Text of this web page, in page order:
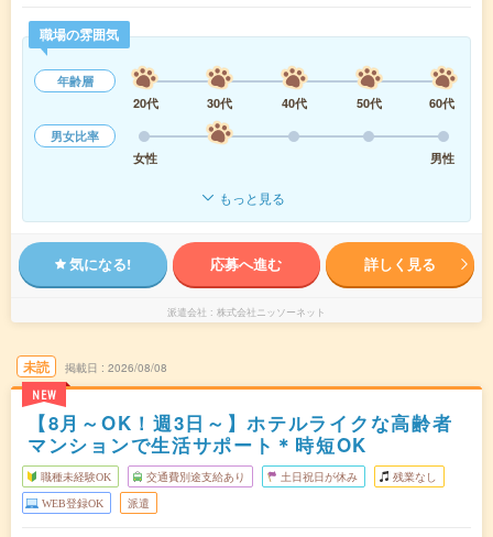
職場の雰囲気
年齢層
20代
30代 40代 50代
60代
男女比率
女性
男性
もっと見る
気になる! 応募へ進む 詳しく見る
派遣会社 株式会社ニッソーネット
未読
NEW
掲載日 2026/08/08
【8月～OK！週3日～】ホテルライクな高齢者
マンションで生活サポート＊時短OK
職種未経験OK 交通費別途支給あり 土日祝日が休み 残業なし
WEB登録OK 派遣